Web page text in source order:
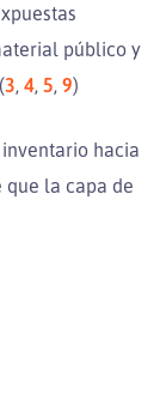
público y
3, 4, 5, 9)
hacia
la capa de